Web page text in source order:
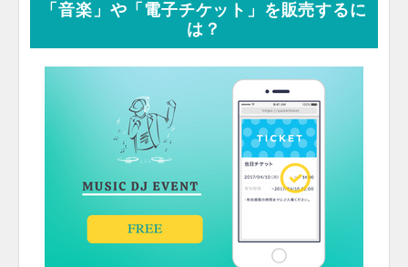
「音楽」や「電子チケット」を販売するに
は？